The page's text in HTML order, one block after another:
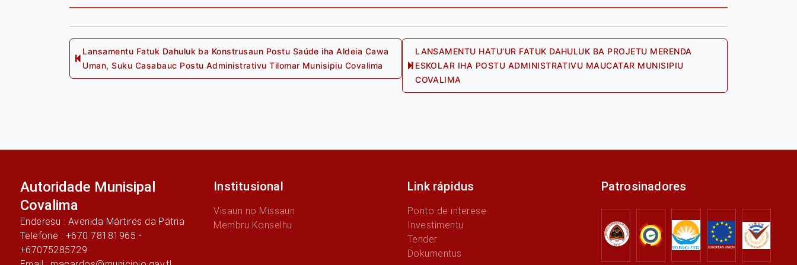
Post
Previous
post:
Lansamentu Fatuk Dahuluk ba Konstrusaun Postu Saúde iha Aldeia Cawa
Uman, Suku Casabauc Postu Administrativu Tilomar Munisipiu Covalima
Next
LANSAMENTU HATU’UR FATUK DAHULUK BA PROJETU MERENDA
ESKOLAR IHA POSTU ADMINISTRATIVU MAUCATAR MUNISIPIU
COVALIMA
Autoridade Munisipal
Covalima
Enderesu : Avenida Mártires da Pátria
Telefone : +670 78181965 -
+67075285729
Institusional
Visaun no Missaun
Membru Konselhu
Link rápidus
Ponto de interese
Investimentu
Tender
Dokumentus
Patrosinadores